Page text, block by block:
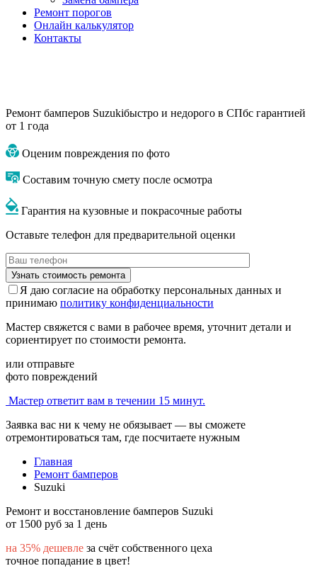
Ремонт порогов
Онлайн калькулятор
Контакты
Ремонт бамперов Suzukiбыстро и недорого в СПбс гарантией
от 1 года
Оценим повреждения по фото
Составим точную смету после осмотра
Гарантия на кузовные и покрасочные работы
Оставьте телефон для предварительной оценки
Я даю согласие на обработку персональных данных и
принимаю политику конфиденциальности
Мастер свяжется с вами в рабочее время, уточнит детали и
сориентирует по стоимости ремонта.
или отправьте
фото повреждений
Мастер ответит вам в течении 15 минут.
Заявка вас ни к чему не обязывает — вы сможете
отремонтироваться там, где посчитаете нужным
Главная
Ремонт бамперов
Suzuki
Ремонт и восстановление бамперов Suzuki
от 1500 руб за 1 день
на 35% дешевле за счёт собственного цеха
точное попадание в цвет!